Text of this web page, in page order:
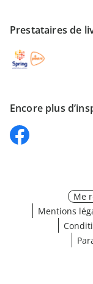
Prestataires de
Encore plus
Me
Mentions